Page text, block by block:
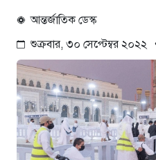
আন্তর্জাতিক ডেস্ক
শুক্রবার, ৩০ সেপ্টেম্বর ২০২২